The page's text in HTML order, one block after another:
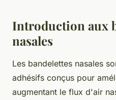
Introduction aux
nasales
Les bandelettes nasales
adhésifs conçus pour
augmentant le flux d'air